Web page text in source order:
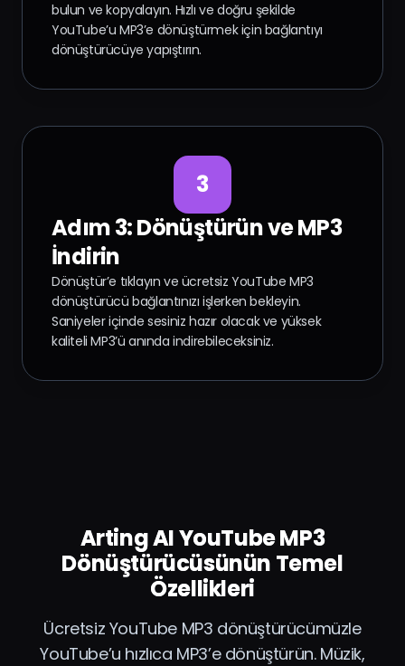
bulun ve kopyalayın. Hızlı ve doğru şekilde
YouTube’u MP3’e dönüştürmek için bağlantıyı
dönüştürücüye yapıştırın.
3
Adım 3: Dönüştürün ve MP3
İndirin
Dönüştür’e tıklayın ve ücretsiz YouTube MP3
dönüştürücü bağlantınızı işlerken bekleyin.
Saniyeler içinde sesiniz hazır olacak ve yüksek
kaliteli MP3’ü anında indirebileceksiniz.
Arting AI YouTube MP3
Dönüştürücüsünün Temel
Özellikleri
Ücretsiz YouTube MP3 dönüştürücümüzle
YouTube’u hızlıca MP3’e dönüştürün. Müzik,